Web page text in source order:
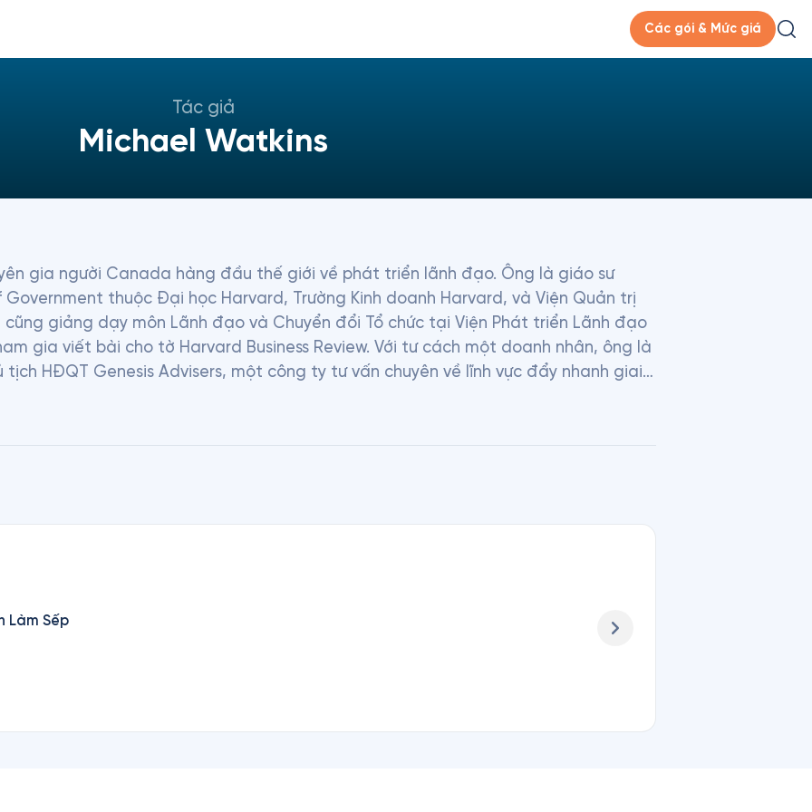
Các gói & Mức giá
Tác giả
Michael Watkins
gia người Canada hàng đầu thế giới về phát triển lãnh đạo. Ông là giáo sư
thuộc Đại học Harvard, Trường Kinh doanh Harvard, và Viện Quản trị
cũng giảng dạy môn Lãnh đạo và Chuyển đổi Tổ chức tại Viện Phát triển Lãnh đạo
gia viết bài cho tờ Harvard Business Review. Với tư cách một doanh nhân, ông là
HĐQT Genesis Advisers, một công ty tư vấn chuyên về lĩnh vực đẩy nhanh giai
Làm Sếp